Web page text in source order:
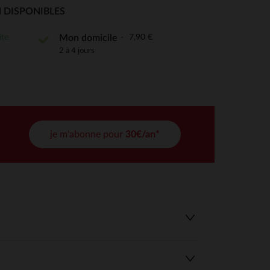
DISPONIBLES
Mon domicile 7,90 €
2 à 4 jours
je m'abonne pour 30€/an*